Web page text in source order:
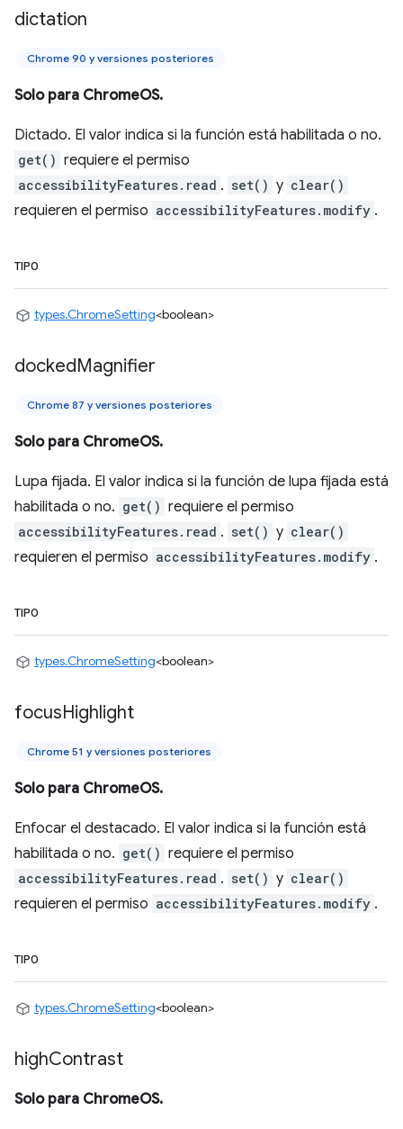
dictation
Chrome 90 y versiones posteriores
Solo para ChromeOS.
Dictado. El valor indica si la función está habilitada o no.
get() requiere el permiso
accessibilityFeatures.read . set() y clear()
requieren el permiso accessibilityFeatures.modify .
TIPO
types.ChromeSetting<boolean>
dockedMagnifier
Chrome 87 y versiones posteriores
Solo para ChromeOS.
Lupa fijada. El valor indica si la función de lupa fijada está
habilitada o no. get() requiere el permiso
accessibilityFeatures.read . set() y clear()
requieren el permiso accessibilityFeatures.modify .
TIPO
types.ChromeSetting<boolean>
focusHighlight
Chrome 51 y versiones posteriores
Solo para ChromeOS.
Enfocar el destacado. El valor indica si la función está
habilitada o no. get() requiere el permiso
accessibilityFeatures.read . set() y clear()
requieren el permiso accessibilityFeatures.modify .
TIPO
types.ChromeSetting<boolean>
highContrast
Solo para ChromeOS.